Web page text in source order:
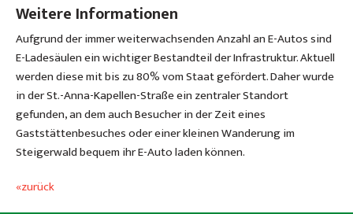
Weitere Informationen
Aufgrund der immer weiterwachsenden Anzahl an E-Autos sind
E-Ladesäulen ein wichtiger Bestandteil der Infrastruktur. Aktuell
werden diese mit bis zu 80% vom Staat gefördert. Daher wurde
in der St.-Anna-Kapellen-Straße ein zentraler Standort
gefunden, an dem auch Besucher in der Zeit eines
Gaststättenbesuches oder einer kleinen Wanderung im
Steigerwald bequem ihr E-Auto laden können.
«zurück